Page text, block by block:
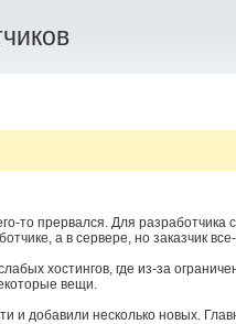
то прервался. Для разработчика
а в сервере, но заказчик
хостингов, где из-за
вещи.
и добавили несколько новых.